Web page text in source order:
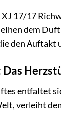
17/17
dem Duft
den Auftakt
entfaltet
verleiht